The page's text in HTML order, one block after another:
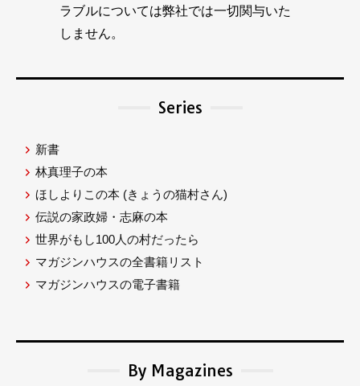
ラブルについては弊社では一切関与いた
しません。
Series
新書
林真理子の本
ほしよりこの本 (きょうの猫村さん)
伝説の家政婦・志麻の本
世界がもし100人の村だったら
マガジンハウスの全書籍リスト
マガジンハウスの電子書籍
By Magazines